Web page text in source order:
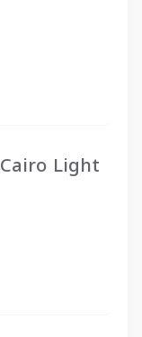
Cairo Light